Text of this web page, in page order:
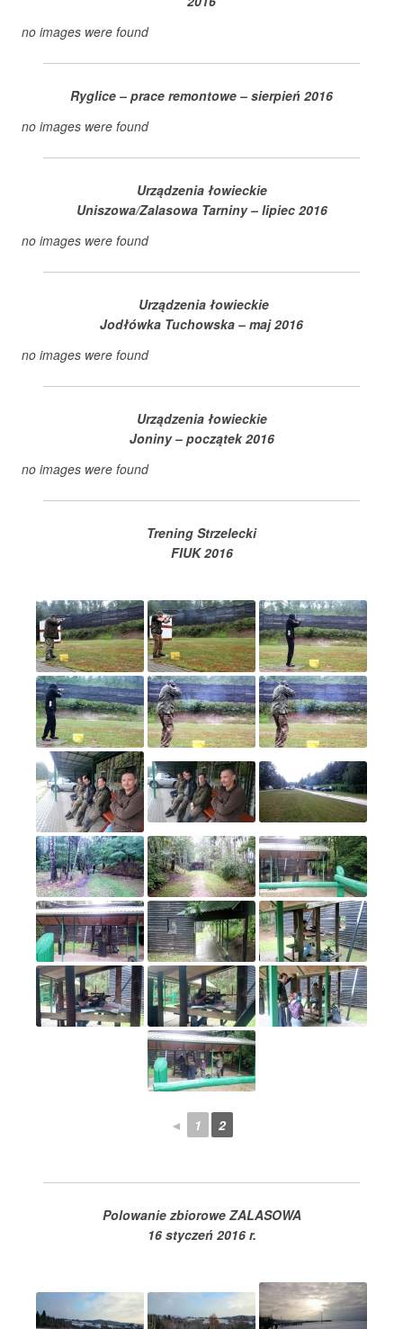
no images were found
Ryglice – prace remontowe – sierpień 2016
no images were found
Urządzenia łowieckie
Uniszowa/Zalasowa Tarniny – lipiec 2016
no images were found
Urządzenia łowieckie
Jodłówka Tuchowska – maj 2016
no images were found
Urządzenia łowieckie
Joniny – początek 2016
no images were found
Trening Strzelecki
FIUK 2016
◄ 1 2
Polowanie zbiorowe ZALASOWA
16 styczeń 2016 r.